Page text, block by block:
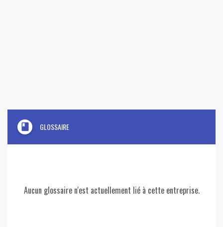
book GLOSSAIRE
Aucun glossaire n'est actuellement lié à cette entreprise.